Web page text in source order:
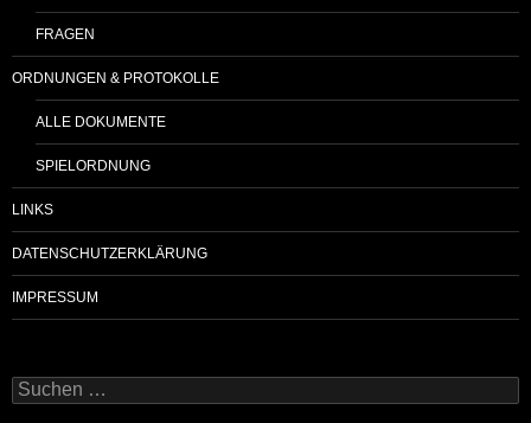
FRAGEN
ORDNUNGEN & PROTOKOLLE
ALLE DOKUMENTE
SPIELORDNUNG
LINKS
DATENSCHUTZERKLÄRUNG
IMPRESSUM
Suchen
nach: